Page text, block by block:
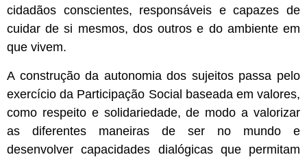
cidadãos conscientes, responsáveis e capazes de
cuidar de si mesmos, dos outros e do ambiente em
que vivem.
A construção da autonomia dos sujeitos passa pelo
exercício da Participação Social baseada em valores,
como respeito e solidariedade, de modo a valorizar
as diferentes maneiras de ser no mundo e
desenvolver capacidades dialógicas que permitam